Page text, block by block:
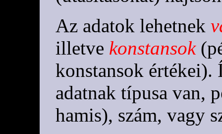
Az adatok lehetnek
illetve konstansok
konstansok
adatnak típusa van,
hamis), szám, vagy